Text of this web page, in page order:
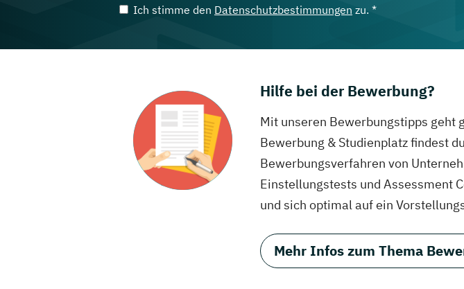
Ich stimme den Datenschutzbestimmungen zu. *
Hilfe bei der Bewerbung?
Mit unseren Bewerbungstipps
Bewerbung & Studienplatz findest
Bewerbungsverfahren von
Einstellungstests und Assessment
und sich optimal auf ein
Mehr Infos zum Thema